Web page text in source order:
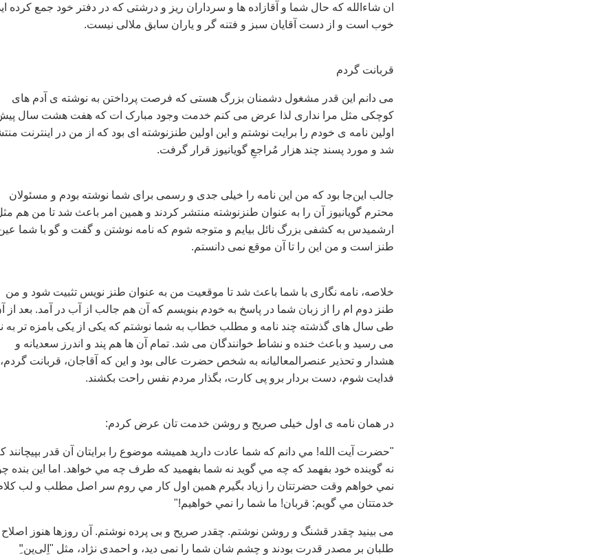
ان شاءالله که حال شما و آقازاده ها و سرداران ریز و درشتی که در دفتر خود جمع کرده
خوب است و از دست آقایان سبز و فتنه گر و یاران سابق ملالی نیست.
قربانت گردم
می دانم این قدر مشغول دشمنان بزرگ هستی که فرصت پرداختن به نوشته ی آدم های
کوچکی مثل مرا نداری لذا عرض می کنم خدمت وجود مبارک ات که هفت هشت سال
اولین نامه ی خودم را برایت نوشتم و این اولین طنزنوشته ای بود که از من در اینترنت
شد و مورد پسند چند هزار مُراجعِ گویانیوز قرار گرفت.
جالب این‌جا بود که من این نامه را خیلی جدی و رسمی برای شما نوشته بودم و مسئولان
محترم گویانیوز آن را به عنوان طنزنوشته منتشر کردند و همین امر باعث شد تا من هم
ارشمیدس به کشفی بزرگ نائل بیایم و متوجه شوم که نامه نوشتن و گفت و گو با شما
طنز است و من این را تا آن موقع نمی دانستم.
خلاصه، نامه نگاری با شما باعث شد تا موقعیت من به عنوان طنز نویس تثبیت شود و من
طنز دوم ام را از زبان شما در پاسخ به خودم بنویسم که آن هم جالب از آب در آمد. بعد از
طی سال های گذشته چند نامه و مطلب خطاب به شما نوشتم که یکی از یکی بامزه تر به
می رسید و باعث خنده و نشاط خوانندگان می شد. تمام آن ها هم پند و اندرز سعدیانه و
هشدار و تحذیر عنصرالمعالیانه به شخص حضرت عالی بود و این که آقاجان، قربانت گردم،
فدایت شوم، دست بردار برو پی کارت، بگذار مردم نفس راحت بکشند.
در همان نامه ی اول خیلی صریح و روشن خدمت تان عرض کردم:
"حضرت آيت الله! مي دانم که شما عادت داريد هميشه موضوع را برايتان آن قدر بپيچانند
نه گوينده خود بفهمد که چه مي گويد نه شما بفهميد که طرف چه مي خواهد. اما اين بنده
نمي خواهم وقت حضرتتان را زياد بگيرم همين اول کار مي روم سر اصل مطلب و لب کلام
خدمتتان مي گويم: قربان! ما شما را نمي خواهيم!"
می بینید چقدر قشنگ و روشن نوشتم. چقدر صریح و بی پرده نوشتم. آن روزها هنوز اصلاح
طلبان بر مصدر قدرت بودند و چشم شان شما را نمی دید، و احمدی نژاد، مثل "اِلی‌یِن"ِ